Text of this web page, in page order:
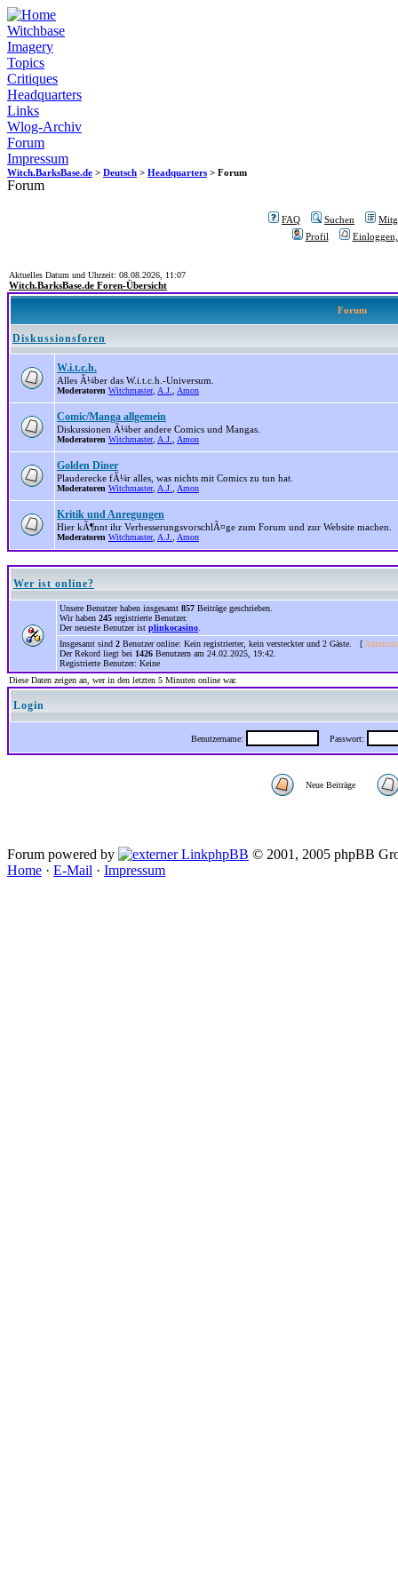
Witchbase
Imagery
Topics
Critiques
Headquarters
Links
Wlog-Archiv
Forum
Impressum
Witch.BarksBase.de > Deutsch > Headquarters > Forum
Forum
FAQ Suchen
Profil
Aktuelles Datum und Uhrzeit: 08.08.2026, 11:07
Witch.BarksBase.de Foren-Übersicht
Forum
Diskussionsforen
W.i.t.c.h.
Alles Ã¼ber das W.i.t.c.h.-Universum.
Moderatoren Witchmaster, A.J. Amon
Comic/Manga allgemein
Diskussionen Ã¼ber andere Comics und Mangas.
Moderatoren Witchmaster, A.J. Amon
Golden Diner
Plauderecke fÃ¼r alles, was nichts mit Comics zu tun hat.
Moderatoren Witchmaster, A.J. Amon
Kritik und Anregungen
Hier kÃ¶nnt ihr VerbesserungsvorschlÃ¤ge zum Forum und zur Website machen.
Moderatoren Witchmaster, A.J. Amon
Wer ist online?
Unsere Benutzer haben insgesamt 857 Beiträge geschrieben.
Wir haben 245 registrierte Benutzer.
Der neueste Benutzer ist plinkocasino
Insgesamt sind 2 Benutzer online: Kein registrierter, kein versteckter und 2 Gäste. [
Der Rekord liegt bei 1426 Benutzern am 24.02.2025, 19:42.
Registrierte Benutzer: Keine
Diese Daten zeigen an, wer in den letzten 5 Minuten online war.
Login
Benutzername: Passwort:
Neue Beiträge
Forum powered by phpBB © 2001, 2005 phpBB
Home · E-Mail · Impressum